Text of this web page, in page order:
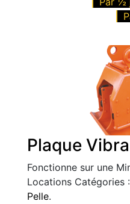
Plaque
Fonctionne sur une
Locations Catégories :
Pelle.